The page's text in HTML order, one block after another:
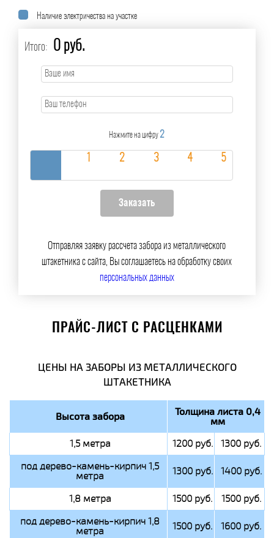
Наличие электричества на участке
Итого: 0 руб.
Нажмите на цифру 2
Отправляя заявку рассчета забора из металлического
штакетника с сайта, Вы соглашаетесь на обработку своих
персональных данных
ПРАЙС-ЛИСТ С РАСЦЕНКАМИ
ЦЕНЫ НА ЗАБОРЫ ИЗ МЕТАЛЛИЧЕСКОГО
ШТАКЕТНИКА
Высота забора Толщина листа 0,4
мм
1,5 метра 1200 руб.
1300 руб.
под дерево-камень-кирпич 1,5
метра 1300 руб. 1400 руб.
1,8 метра 1500 руб.
1500 руб.
под дерево-камень-кирпич 1,8
метра 1500 руб. 1600 руб.